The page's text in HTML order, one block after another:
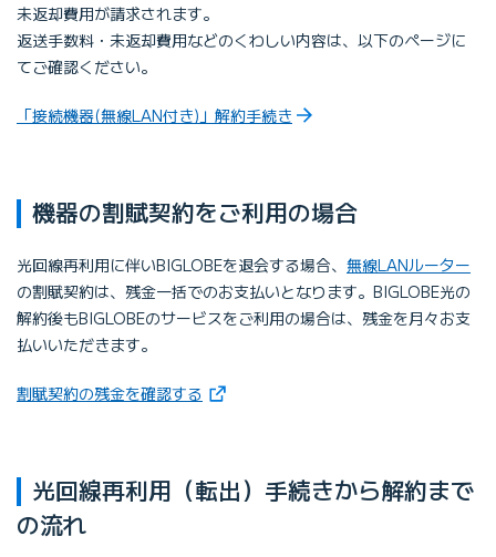
未返却費用が請求されます。
返送手数料・未返却費用などのくわしい内容は、以下のページに
てご確認ください。
「接続機器(無線LAN付き)」解約手続き
機器の割賦契約をご利用の場合
光回線再利用に伴いBIGLOBEを退会する場合、 無線LANルーター
の割賦契約は、残金一括でのお支払いとなります。BIGLOBE光の
解約後もBIGLOBEのサービスをご利用の場合は、残金を月々お支
払いいただきます。
割賦契約の残金を確認する （新しいタブで開きます）
光回線再利用（転出）手続きから解約まで
の流れ